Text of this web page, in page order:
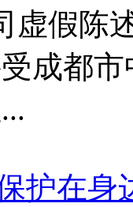
虚假陈
成都
护在